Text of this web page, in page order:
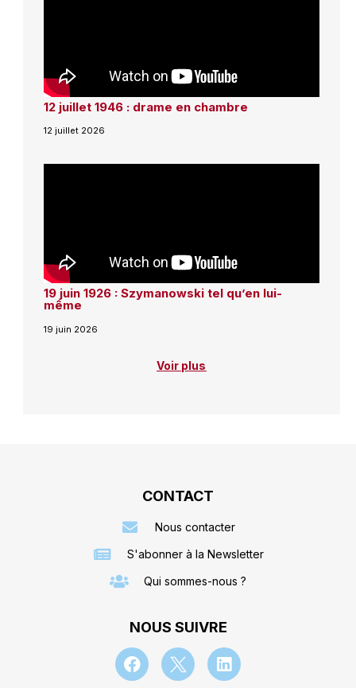
12 juillet 1946 : drame en chambre
12 juillet 2026
19 juin 1926 : Szymanowski tel qu’en lui-
même
19 juin 2026
Voir plus
CONTACT
Nous contacter
S'abonner à la Newsletter
Qui sommes-nous ?
NOUS SUIVRE